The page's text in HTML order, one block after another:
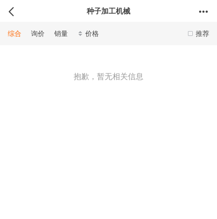
种子加工机械
推荐
综合 询价 销量 价格
抱歉，暂无相关信息